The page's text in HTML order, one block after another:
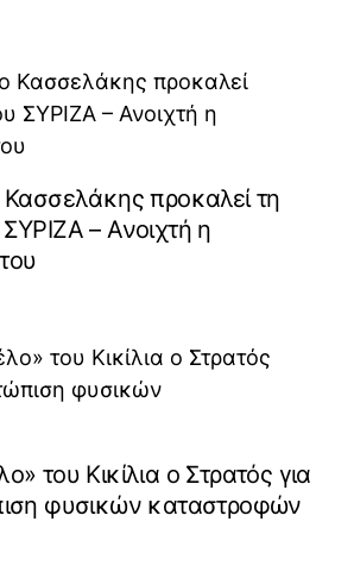
Κασσελάκης προκαλεί τη
– Ανοιχτή η
του Κικίλια ο Στρατός για
φυσικών καταστροφών